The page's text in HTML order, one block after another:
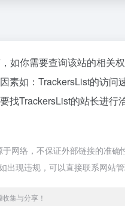
如你需要查询该站的相关
素如：TrackersList的访
找TrackersList的站长进行
网络，不保证外部链接的准
现违规，可以直接联系网站
集与分享！